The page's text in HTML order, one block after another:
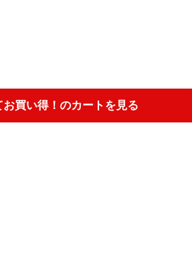
お買い得！のカートを見る